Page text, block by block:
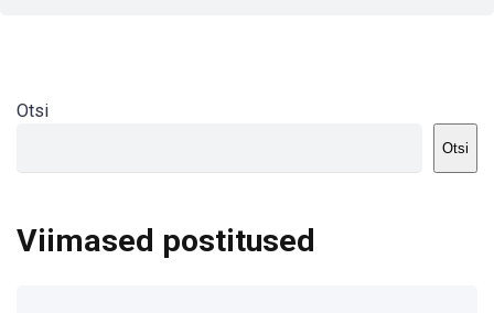
Otsi
Otsi
Viimased postitused